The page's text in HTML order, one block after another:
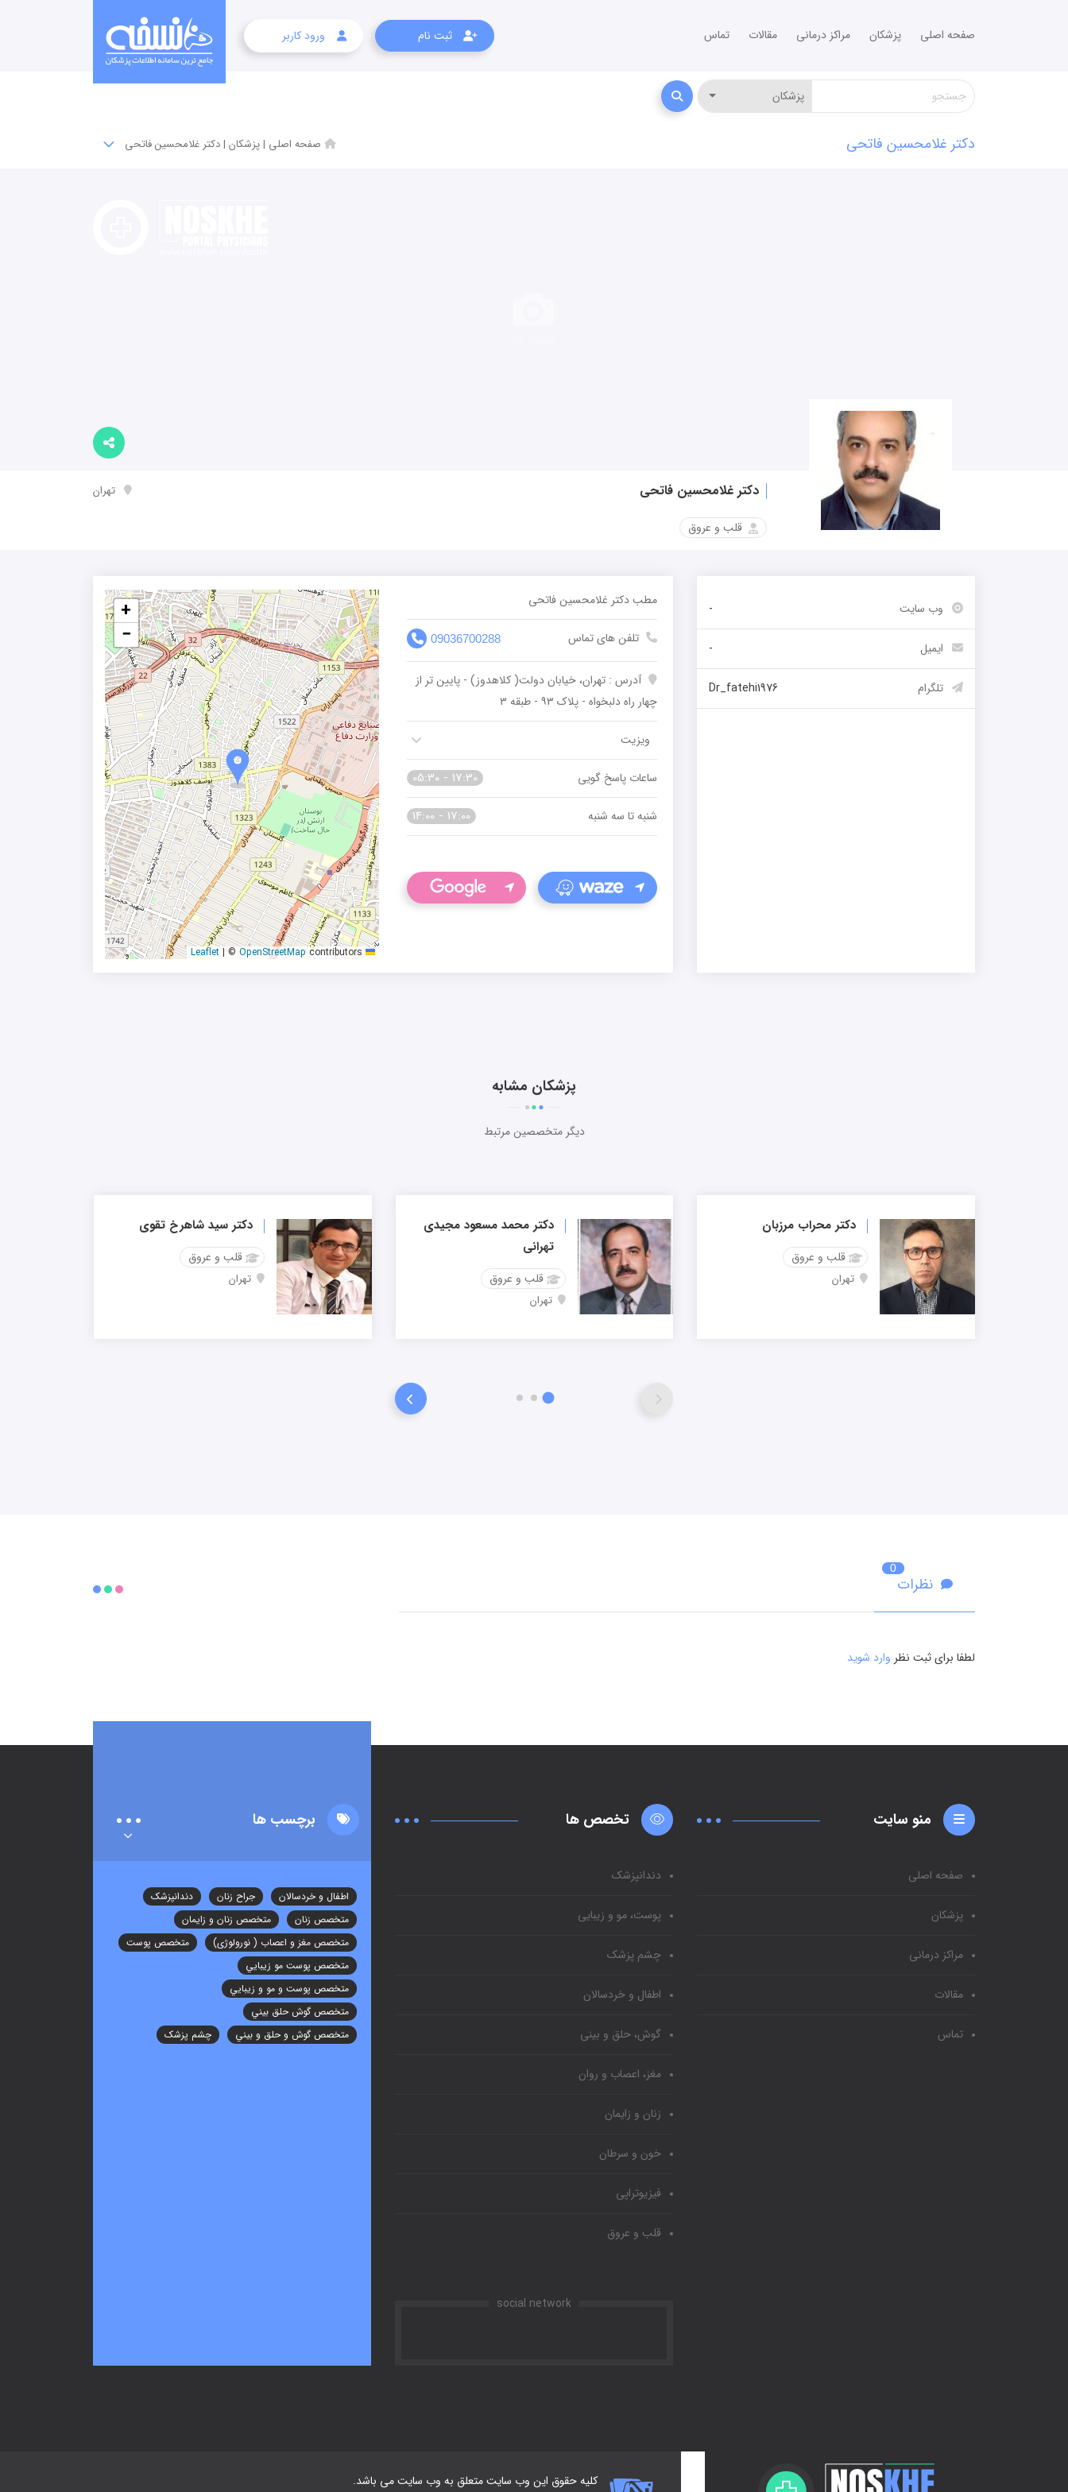
صفحه اصلی پزشکان مراکز درمانی مقالات تماس ثبت نام ورود کاربر
دکتر غلامحسین فاتحی صفحه اصلی |پزشکان |دکتر غلامحسین فاتحی
دکتر غلامحسین فاتحی
قلب و عروق
تهران
وب سایت -
ایمیل -
تلگرام Dr_fatehi1976
مطب دکتر غلامحسین فاتحی
تلفن های تماس 09036700288
آدرس : تهران، خیابان دولت( کلاهدوز) - پایین تر از
چهار راه دلبخواه - پلاک ۹۳ - طبقه ۳
ویزیت
ساعات پاسخ گویی 05:30 - 17:30
شنبه تا سه شنبه 14:00 - 17:00
+
−
| © OpenStreetMapcontributors
پزشکان مشابه
دیگر متخصصین مرتبط
دکتر محراب مرزبان
قلب و عروق
تهران
دکتر محمد مسعود مجیدی
تهرانی
قلب و عروق
تهران
دکتر سید شاهرخ تقوی
قلب و عروق
تهران
نظرات
0
لطفا برای ثبت نظر وارد شوید
منو سایت
صفحه اصلی
پزشکان
مراکز درمانی
مقالات
تماس
تخصص ها
دندانپزشک
پوست، مو و زیبایی
چشم پزشک
اطفال و خردسالان
گوش، حلق و بینی
مغز، اعصاب و روان
زنان و زایمان
خون و سرطان
فیزیوتراپی
قلب و عروق
social network
برچسب ها
اطفال و خردسالان جراح زنان
دندانپزشک
متخصص زنان
متخصص زنان و زایمان
متخصص مغز و اعصاب ( نورولوژی)
متخصص پوست
متخصص پوست مو زيبايي
متخصص پوست و مو و زيبايي
متخصص گوش حلق بيني
متخصص گوش و حلق و بيني
چشم پزشک
کلیه حقوق این وب سایت متعلق به وب سایت می باشد.